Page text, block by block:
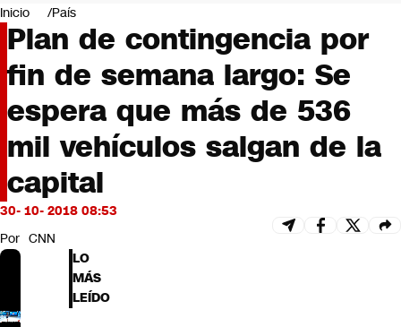
Negocios
Deportes
Programas completos
Cultura
Servicios
Bits
CNN Data
CNN tiempo
Futuro 360
Opinión
Inicio País
Plan de contingencia por
fin de semana largo: Se
espera que más de 536
mil vehículos salgan de la
capital
30- 10- 2018 08:53
Por CNN
LO
MÁS
LEÍDO